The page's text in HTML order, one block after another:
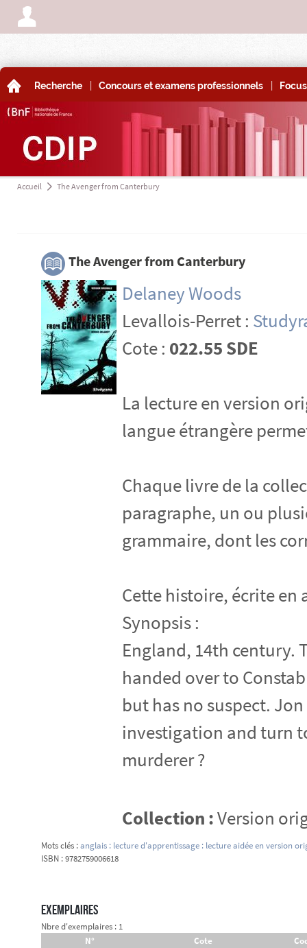
A
A Recherche | Concours et examens professionnels | Focus
Accueil a The Avenger from Canterbury
3 The Avenger from Canterbury
Delaney Woods
Levallois-Perret :
Cote : 022.55 SDE
La lecture en version
langue étrangère
Chaque livre de la
paragraphe, un ou
grammaire, dont les
Cette histoire, écrite
Synopsis :
England, 14th century.
handed over to
but has no suspect.
investigation and turn
murderer ?
Collection :Version
Mots clés :anglais : lecture d'apprentissage : lecture aidée en version
ISBN : 9782759006618
Exemplaires
Nbre d'exemplaires : 1
N°
Cote